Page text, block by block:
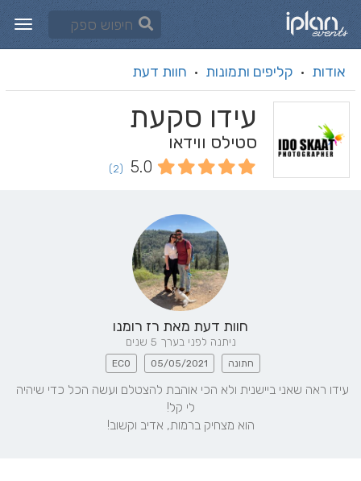
אודות · קליפים ותמונות · חוות דעת
עידו סקעת
סטילס ווידאו
5.0
(2)
חוות דעת מאת רז רומנו
ניתנה לפני בערך 5 שנים
חתונה 05/05/2021
ECO
הוא מצחיק ברמות, אדיב וקשוב!